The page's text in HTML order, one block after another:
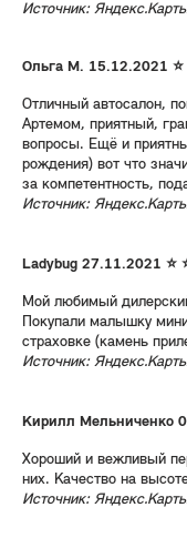
Источник:
Ольга М. 15.12.2021 ⭐
Отличный автосалон,
Артемом, приятный,
вопросы. Ещё и
рождения) вот что
за компетентность,
Источник:
Ladybug 27.11.2021 ⭐
Мой любимый
Покупали малышку
страховке (камень
Источник:
Кирилл Мельниченко
Хороший и вежливый
них. Качество на
Источник: